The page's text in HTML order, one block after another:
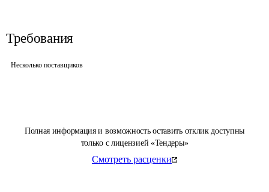
Полная информация и возможность оставить отклик доступны
только с лицензией «Тендеры»
Смотреть расценки
Требования
Несколько поставщиков